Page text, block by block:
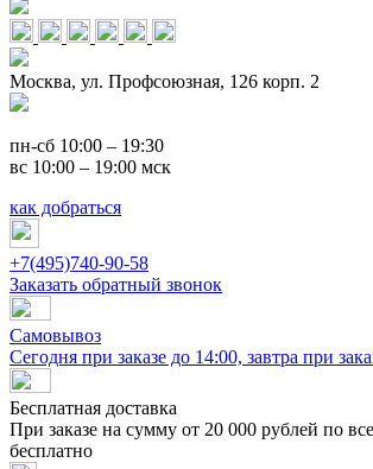
Москва, ул. Профсоюзная, 126 корп. 2
пн-сб 10:00 – 19:30
вс 10:00 – 19:00 мск
как добраться
+7(495)740-90-58
Заказать обратный звонок
Самовывоз
Сегодня при заказе до 14:00, завтра при
Бесплатная доставка
При заказе на сумму от 20 000 рублей по
бесплатно